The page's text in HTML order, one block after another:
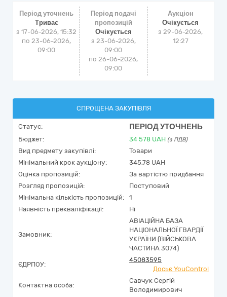
Період уточнень
Триває
з 17-06-2026, 15:32
по 23-06-2026,
09:00
Період подачі
пропозицій
Очікується
з 23-06-2026,
09:00
по 26-06-2026,
09:00
Аукціон
Очікується
з29-06-2026,
12:27
СПРОЩЕНА ЗАКУПІВЛЯ
Статус: ПЕРІОД УТОЧНЕНЬ
Бюджет: 34 578 UAH (з ПДВ)
Вид предмету закупівлі:
Товари
Мінімальний крок аукціону:
345,78 UAH
Оцінка пропозицій:
За вартістю придбання
Розгляд пропозицій:
Поступовий
Мінімальна кількість пропозицій:
1
Наявність прекваліфікації:
Ні
Замовник:
АВІАЦІЙНА БАЗА
НАЦІОНАЛЬНОЇ ГВАРДІЇ
УКРАЇНИ (ВІЙСЬКОВА
ЧАСТИНА 3074)
ЄДРПОУ:
45083595
Досьє YouControl
Контактна особа:
Савчук Сергій
Володимирович